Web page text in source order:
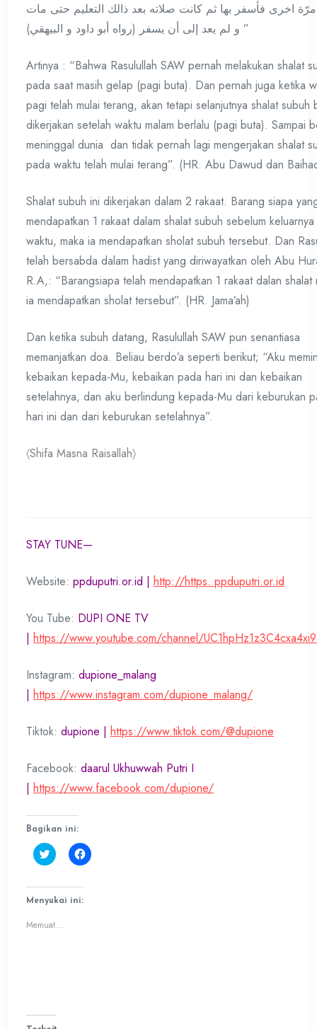
اخرى فأسفر بها ثم كانت صلاته بعد ذالك التعليم حتى مات
و لم يعد إلى أن يسفر (رواه أبو داود و البيهقي) ”
Artinya : “Bahwa Rasulullah SAW pernah melakukan shalat
pada saat masih gelap (pagi buta). Dan pernah juga ketika
pagi telah mulai terang, akan tetapi selanjutnya shalat subuh
dikerjakan setelah waktu malam berlalu (pagi buta). Sampai
meninggal dunia dan tidak pernah lagi mengerjakan shalat
pada waktu telah mulai terang”. (HR. Abu Dawud dan
Shalat subuh ini dikerjakan dalam 2 rakaat. Barang siapa
mendapatkan 1 rakaat dalam shalat subuh sebelum keluarnya
waktu, maka ia mendapatkan sholat subuh tersebut. Dan
telah bersabda dalam hadist yang diriwayatkan oleh Abu
R.A,: “Barangsiapa telah mendapatkan 1 rakaat dalan shalat
ia mendapatkan sholat tersebut”. (HR. Jama’ah)
Dan ketika subuh datang, Rasulullah SAW pun senantiasa
memanjatkan doa. Beliau berdo’a seperti berikut; “Aku
kebaikan kepada-Mu, kebaikan pada hari ini dan kebaikan
setelahnya, dan aku berlindung kepada-Mu dari keburukan
hari ini dan dari keburukan setelahnya”.
〈Shifa Masna Raisallah〉
STAY TUNE—
Website: ppduputri.or.id | http://https. ppduputri.or.id
You Tube: DUPI ONE TV
| https://www.youtube.com/channel/
Instagram: dupione_malang
| https://www.instagram.com/dupione_malang/
Tiktok: dupione | https://www.tiktok.com/@dupione
Facebook: daarul Ukhuwwah Putri I
| https://www.facebook.com/dupione/
Bagikan ini:
Klik
untuk
Twitter(Membuka
di
jendela
baru)
Klik
untuk
Menyukai ini:
Memuat...